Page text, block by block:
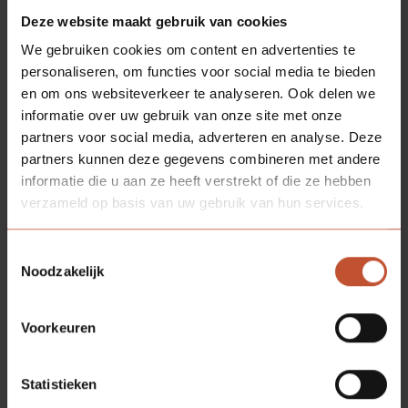
Deze website maakt gebruik van cookies
We gebruiken cookies om content en advertenties te
personaliseren, om functies voor social media te bieden
en om ons websiteverkeer te analyseren. Ook delen we
informatie over uw gebruik van onze site met onze
partners voor social media, adverteren en analyse. Deze
partners kunnen deze gegevens combineren met andere
informatie die u aan ze heeft verstrekt of die ze hebben
verzameld op basis van uw gebruik van hun services.
Noodzakelijk
Voorkeuren
Statistieken
MEER RELEVANTE ARTIKELEN
HPL deuren 04-05-2021
brand